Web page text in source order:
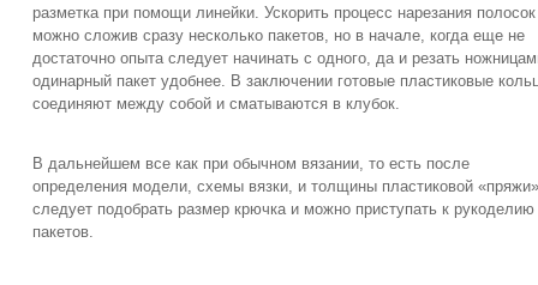
разметка при помощи линейки. Ускорить процесс нарезания полосок
можно сложив сразу несколько пакетов, но в начале, когда еще не
достаточно опыта следует начинать с одного, да и резать
одинарный пакет удобнее. В заключении готовые пластиковые
соединяют между собой и сматываются в клубок.
В дальнейшем все как при обычном вязании, то есть после
определения модели, схемы вязки, и толщины пластиковой «пряжи»
следует подобрать размер крючка и можно приступать к рукоделию
пакетов.